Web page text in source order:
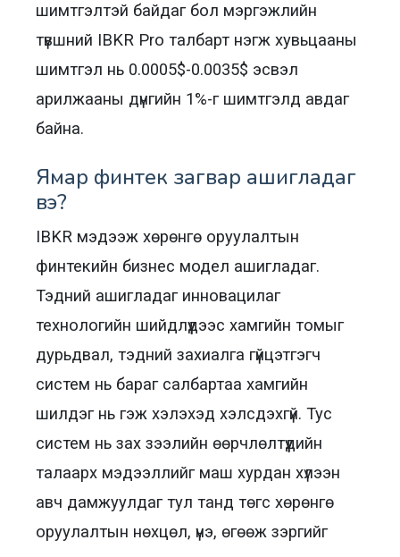
шимтгэлтэй байдаг бол мэргэжлийн
түвшний IBKR Pro талбарт нэгж хувьцааны
шимтгэл нь 0.0005$-0.0035$ эсвэл
арилжааны дүнгийн 1%-г шимтгэлд авдаг
байна.
Ямар финтек загвар ашигладаг
вэ?
IBKR мэдээж хөрөнгө оруулалтын
финтекийн бизнес модел ашигладаг.
Тэдний ашигладаг инновацилаг
технологийн шийдлүүдээс хамгийн томыг
дурьдвал, тэдний захиалга гүйцэтгэгч
систем нь бараг салбартаа хамгийн
шилдэг нь гэж хэлэхэд хэлсдэхгүй. Тус
систем нь зах зээлийн өөрчлөлтүүдийн
талаарх мэдээллийг маш хурдан хүлээн
авч дамжуулдаг тул танд төгс хөрөнгө
оруулалтын нөхцөл, үнэ, өгөөж зэргийг